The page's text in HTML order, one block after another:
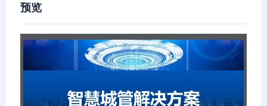
预览